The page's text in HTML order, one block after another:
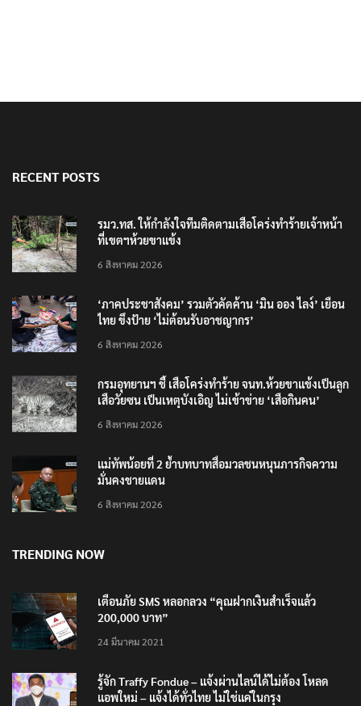
RECENT POSTS
รมว.ทส. ให้กำลังใจทีมติดตามเสือโคร่งทำร้ายเจ้าหน้า
ที่เขตฯห้วยขาแข้ง
6 สิงหาคม 2026
‘ภาคประชาสังคม’ รวมตัวคัดค้าน ‘มิน ออง ไลง์’ เยือน
ไทย ขึงป้าย ‘ไม่ต้อนรับอาชญากร’
6 สิงหาคม 2026
กรมอุทยานฯ ชี้ เสือโคร่งทำร้าย จนท.ห้วยขาแข้งเป็นลูก
เสือวัยซน เป็นเหตุบังเอิญ ไม่เข้าข่าย ‘เสือกินคน’
6 สิงหาคม 2026
แม่ทัพน้อยที่ 2 ย้ำบทบาทสื่อมวลชนหนุนภารกิจความ
มั่นคงชายแดน
6 สิงหาคม 2026
TRENDING NOW
เตือนภัย SMS หลอกลวง “คุณฝากเงินสำเร็จแล้ว
200,000 บาท”
24 มีนาคม 2021
รู้จัก Traffy Fondue – แจ้งผ่านไลน์ได้ไม่ต้อง โหลด
แอพใหม่ – แจ้งได้ทั่วไทย ไม่ใช่แค่ในกรุง